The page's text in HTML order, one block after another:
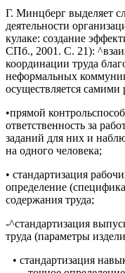
Г. Минцберг выделяет
деятельности
кулаке: создание
СПб., 2001. С. 21):
координации труда
неформальных
осуществляется самими
•прямой
ответственность за
заданий для них и
на одного человека;
• стандартизация
определение
содержания труда;
-^стандартизация
труда (параметры
• стандартизация